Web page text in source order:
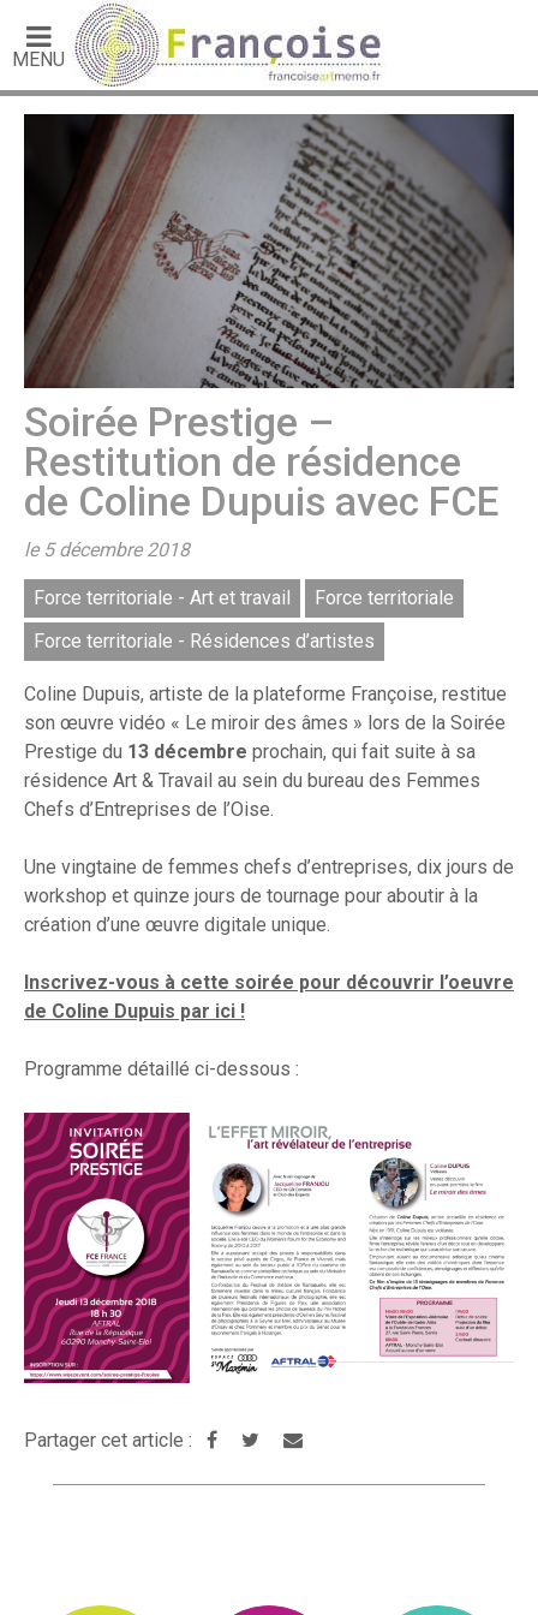
MENU
Soirée Prestige –
Restitution de résidence
de Coline Dupuis avec FCE
le 5 décembre 2018
Force territoriale - Art et travail
Force territoriale
Force territoriale - Résidences d’artistes
Coline Dupuis, artiste de la plateforme Françoise, restitue
son œuvre vidéo « Le miroir des âmes » lors de la Soirée
Prestige du 13 décembre prochain, qui fait suite à sa
résidence Art & Travail au sein du bureau des Femmes
Chefs d’Entreprises de l’Oise.
Une vingtaine de femmes chefs d’entreprises, dix jours de
workshop et quinze jours de tournage pour aboutir à la
création d’une œuvre digitale unique.
Inscrivez-vous à cette soirée pour découvrir l’oeuvre
de Coline Dupuis par ici !
Programme détaillé ci-dessous :
Partager cet article :